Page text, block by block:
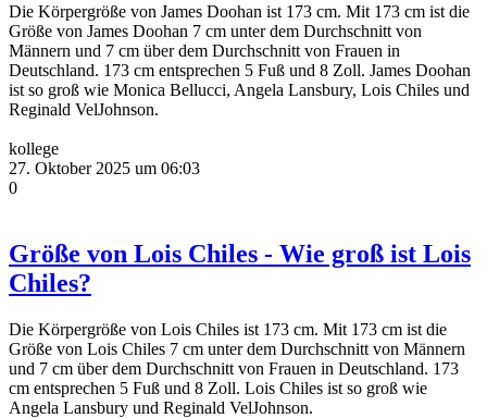
Die Körpergröße von James Doohan ist 173 cm. Mit 173 cm ist die
Größe von James Doohan 7 cm unter dem Durchschnitt von
Männern und 7 cm über dem Durchschnitt von Frauen in
Deutschland. 173 cm entsprechen 5 Fuß und 8 Zoll. James Doohan
ist so groß wie Monica Bellucci, Angela Lansbury, Lois Chiles und
Reginald VelJohnson.
kollege
27. Oktober 2025 um 06:03
0
Größe von Lois Chiles - Wie groß ist Lois
Chiles?
Die Körpergröße von Lois Chiles ist 173 cm. Mit 173 cm ist die
Größe von Lois Chiles 7 cm unter dem Durchschnitt von Männern
und 7 cm über dem Durchschnitt von Frauen in Deutschland. 173
cm entsprechen 5 Fuß und 8 Zoll. Lois Chiles ist so groß wie
Angela Lansbury und Reginald VelJohnson.